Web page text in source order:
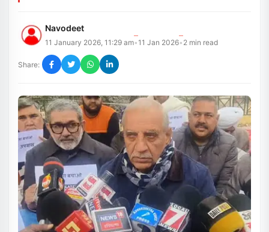
Navodeet
11 January 2026, 11:29 am•11 Jan 2026• 2 min read
Share: